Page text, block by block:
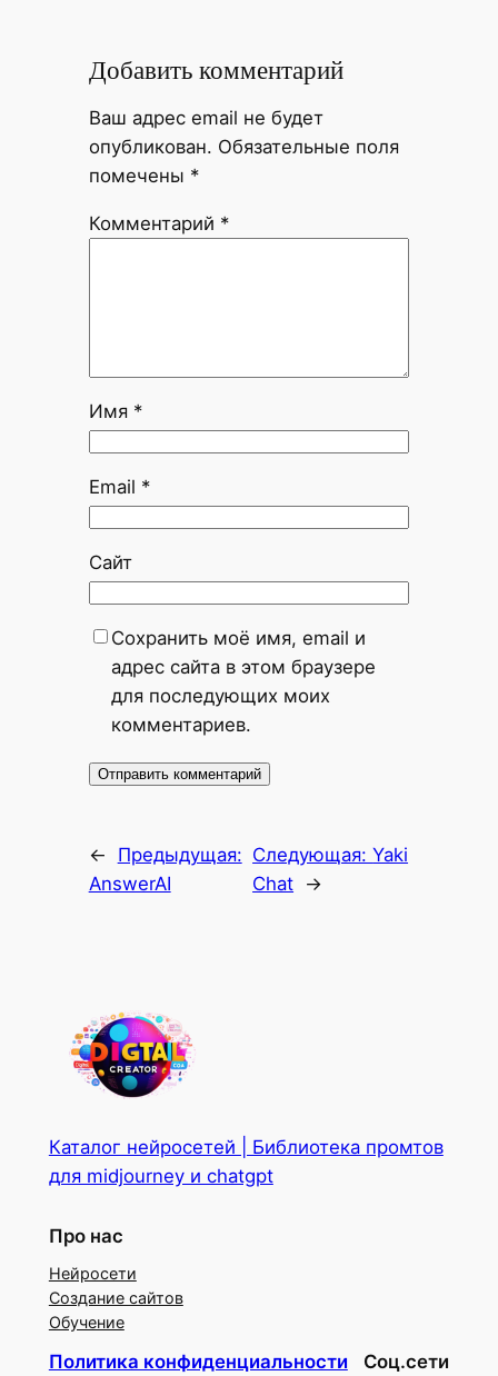
Добавить комментарий
Ваш адрес email не будет
опубликован. Обязательные поля
помечены *
Комментарий *
Имя *
Email *
Сайт
Сохранить моё имя, email и
адрес сайта в этом браузере
для последующих моих
комментариев.
←
Предыдущая:
AnswerAI
Следующая:Yaki
Chat →
Каталог нейросетей | Библиотека промтов
для midjourney и chatgpt
Про нас
Нейросети
Создание сайтов
Обучение
Политика конфиденциальности Соц.сети